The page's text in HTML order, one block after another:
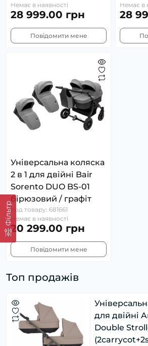
Фільтр
Немає в наявності
28 999.00 грн
Повідомити мене
Немає в
28
Універсальна коляска
2 в 1 для двійні Bair
Sorento DUO BS-01
бірюзовий / графіт
Код товару: 681661
Немає в наявності
20 299.00 грн
Повідомити мене
Топ продажів
для двійні
Double